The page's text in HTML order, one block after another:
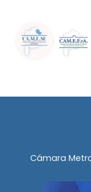
Cámara